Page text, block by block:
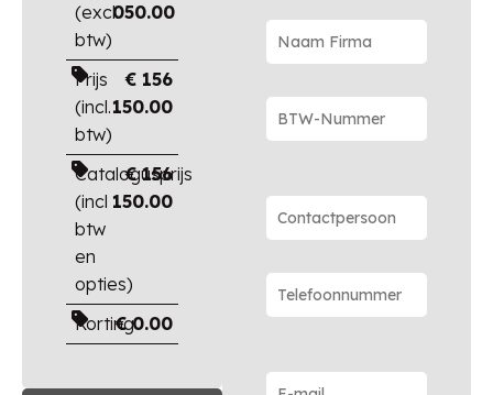
(excl.
btw)
050.00
Prijs
(incl.
btw)
€ 156
150.00
Catalogusprijs
(incl
btw
en
opties)
€156
150.00
Korting
€0.00